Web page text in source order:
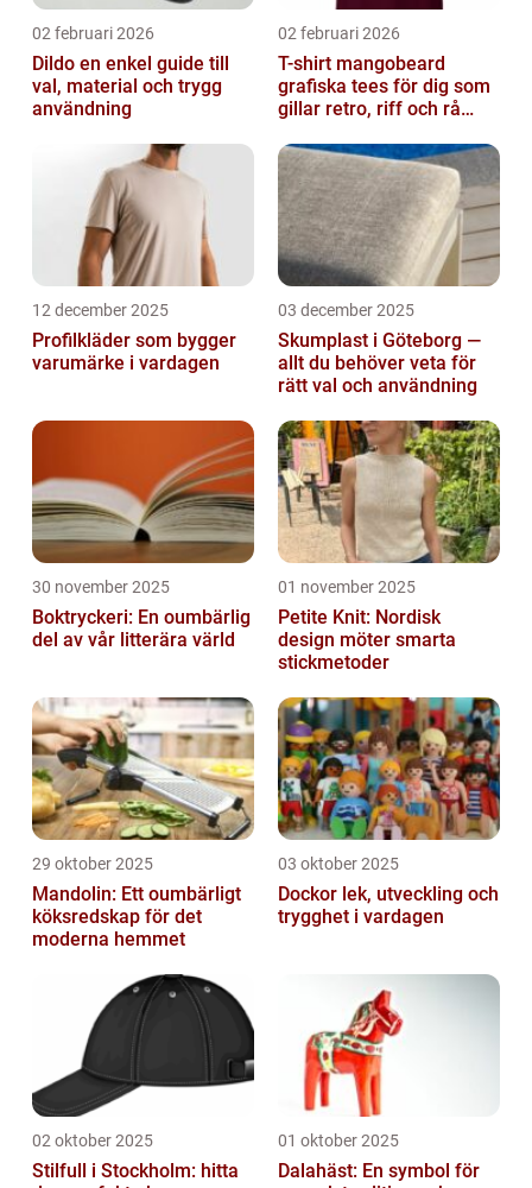
02 februari 2026
Dildo en enkel guide till
val, material och trygg
användning
02 februari 2026
T-shirt mangobeard
grafiska tees för dig som
gillar retro, riff och rå
12 december 2025
Profilkläder som bygger
varumärke i vardagen
03 december 2025
Skumplast i Göteborg —
allt du behöver veta för
rätt val och användning
30 november 2025
Boktryckeri: En oumbärlig
del av vår litterära värld
01 november 2025
Petite Knit: Nordisk
design möter smarta
stickmetoder
29 oktober 2025
Mandolin: Ett oumbärligt
köksredskap för det
moderna hemmet
03 oktober 2025
Dockor lek, utveckling och
trygghet i vardagen
02 oktober 2025
Stilfull i Stockholm: hitta
01 oktober 2025
Dalahäst: En symbol för